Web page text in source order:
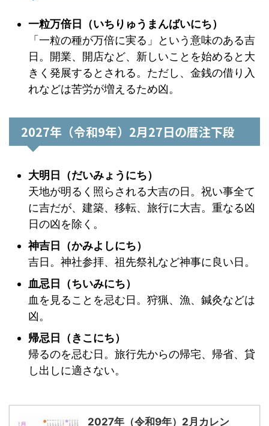
一粒万倍日（いちりゅうまんばいにち）
「一粒の種が万倍に実る」という意味のある吉
日。開業、開店など、新しいことを始めると大
きく発展するとされる。ただし、金銭の借り入
れなどは苦労が増えるため凶。
2027年（令和9年）2月27日の暦注下段
大明日（だいみょうにち）
天地が明るく照らされる大吉の日。祝い事全て
に吉だが、建築、移転、旅行に大吉。重なる凶
日の凶を除く。
神吉日（かみよしにち）
吉日。神社参拝、祖先祭礼など神事に良い日。
血忌日（ちいみにち）
血を見ることを忌む日。狩猟、漁、鍼灸などは
凶。
帰忌日（きこにち）
帰るのを忌む日。旅行先からの帰宅、帰省、貸
し出しに適さない。
2027年（令和9年）2月カレン